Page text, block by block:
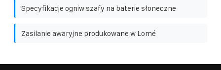
Specyfikacje ogniw szafy na baterie słoneczne
Zasilanie awaryjne produkowane w Lomé